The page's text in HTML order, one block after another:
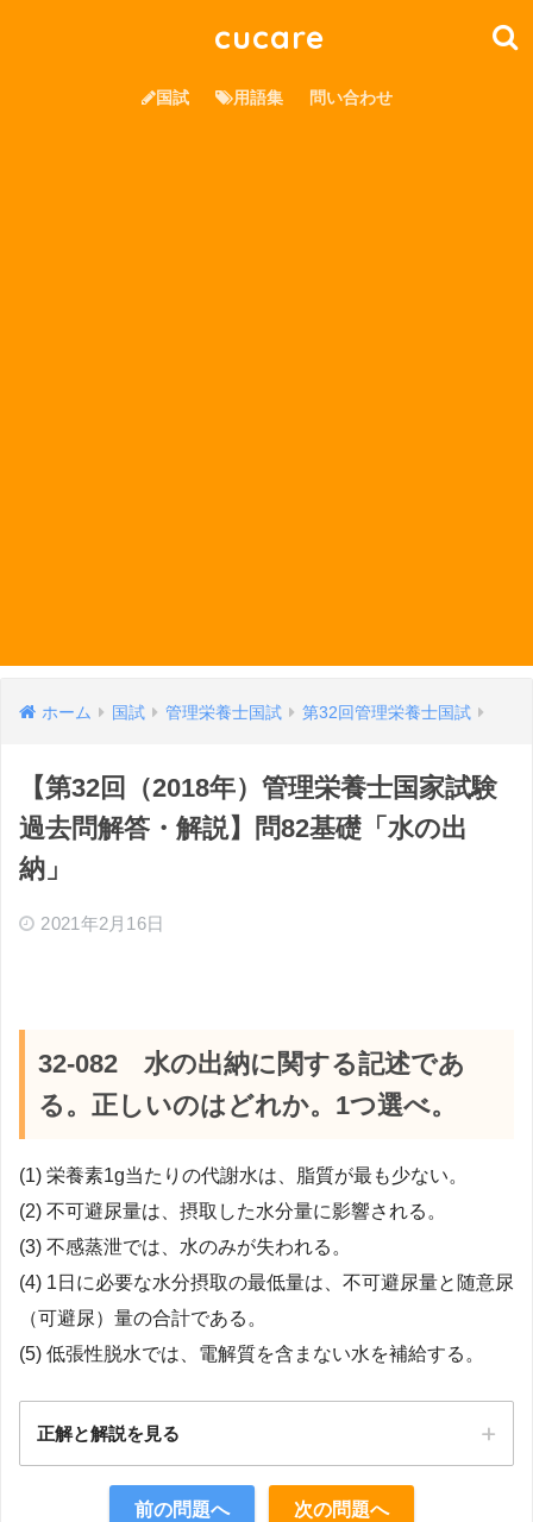
cucare
国試 用語集 問い合わせ
ホーム 国試 管理栄養士国試 第32回管理栄養士国試
【第32回（2018年）管理栄養士国家試験
過去問解答・解説】問82基礎「水の出
納」
2021年2月16日
32-082 水の出納に関する記述であ
る。正しいのはどれか。1つ選べ。
(1) 栄養素1g当たりの代謝水は、脂質が最も少ない。
(2) 不可避尿量は、摂取した水分量に影響される。
(3) 不感蒸泄では、水のみが失われる。
(4) 1日に必要な水分摂取の最低量は、不可避尿量と随意尿
（可避尿）量の合計である。
(5) 低張性脱水では、電解質を含まない水を補給する。
正解と解説を見る
前の問題へ 次の問題へ